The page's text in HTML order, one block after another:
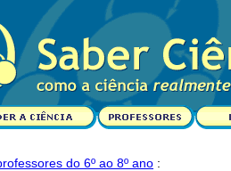
do 6º ao 8º ano :